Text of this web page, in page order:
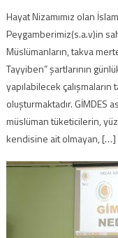
Hayat Nizamımız olan
Peygamberimiz(s.a.v)in
Müslümanların, takva
Tayyiben” şartlarının
yapılabilecek
oluşturmaktadır. GİMDES
müslüman tüketicilerin, yüz
kendisine ait olmayan, […]